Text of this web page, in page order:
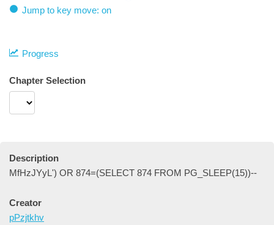
Jump to key move: on
Progress
Chapter Selection
Description
MfHzJYyL') OR 874=(SELECT 874 FROM PG_SLEEP(15))--
Creator
pPzjtkhv